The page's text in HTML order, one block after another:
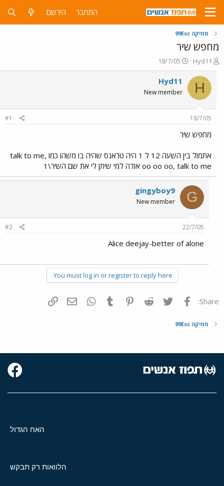
התחבר הירשם
מוזיקה 99Esc
מחפש שיר
פ
ו
ת
ח
ה
ש
א
Hyd11
פ
ו
ר
ם
ר
18/7/05
H
Hyd11
New member
18/7/05
#1
מחפש שיר
אתמול בין השעה 12 ל 1 היה טראנס שהיה בו משהו כמו talk to me,
oo oo oo, talk to me אודה למי שיתן לי את שם השיר\1
G
gingyboy9
New member
22/7/05
#2
Alice deejay-better of alone
You must log in or register to reply here.
Share: פייסבוק Twitter
Reddit
Pinterest
Tumblr
WhatsAppדואר אלקטרוני
מוזיקה 99Esc
האח הגדול
הלוואות רק תבקש